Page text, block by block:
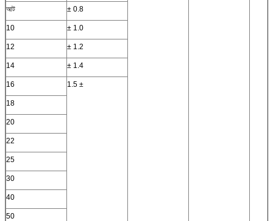
আট ± 0.8
10 ± 1.0
12 ± 1.2
14 ± 1.4
16 1.5 ±
18
20
22
25
30
40
50